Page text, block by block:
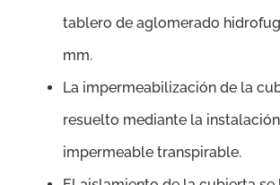
tablero de aglomerado
mm.
La impermeabilización de la
resuelto mediante la
impermeable transpirable.